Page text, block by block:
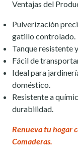
Ventajas del
Pulverización
gatillo controlado.
Tanque resistente
Fácil de
Ideal para
doméstico.
Resistente a
durabilidad.
Renueva tu hogar
Comaderas.